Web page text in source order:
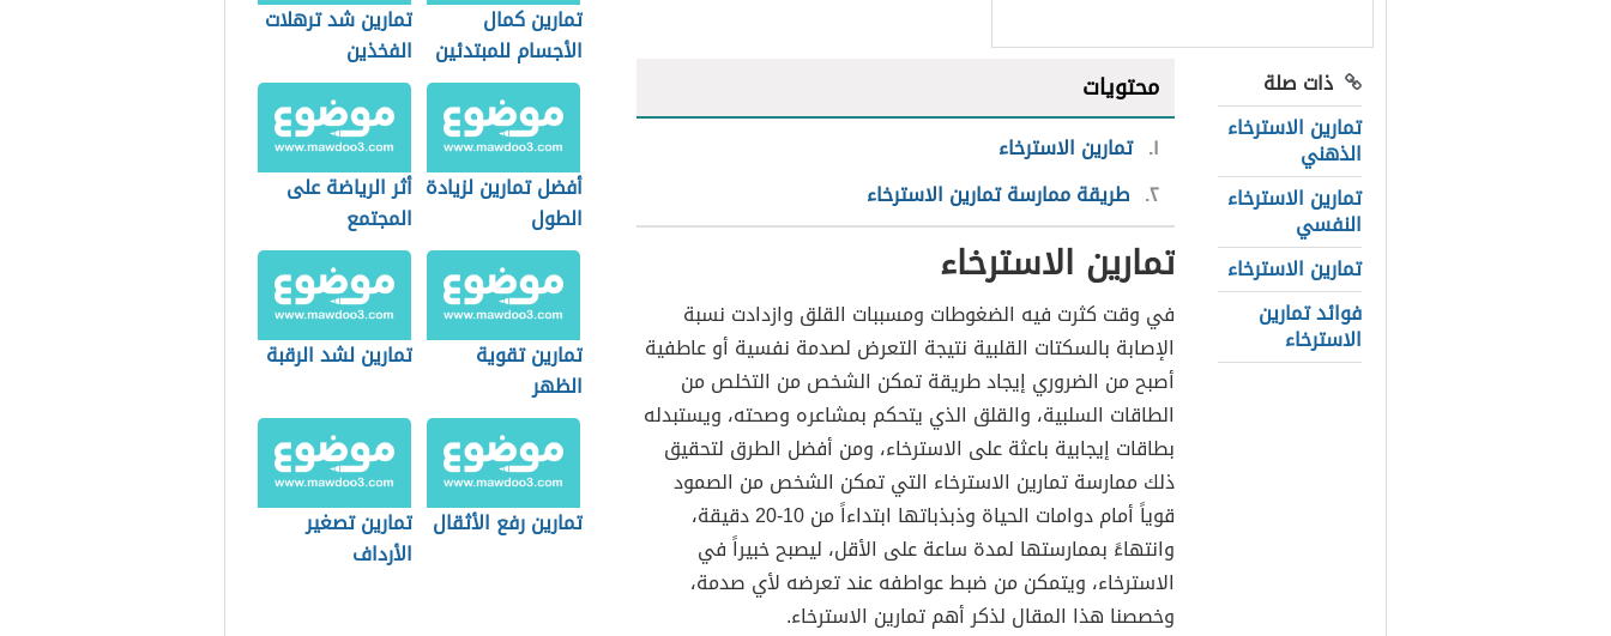
ذات صلة
تمارين الاسترخاء
الذهني
تمارين الاسترخاء
النفسي
تمارين الاسترخاء
فوائد تمارين
الاسترخاء
محتويات
١ تمارين الاسترخاء
٢ طريقة ممارسة تمارين الاسترخاء
تمارين الاسترخاء
في وقت كثرت فيه الضغوطات ومسببات القلق وازدادت نسبة
الإصابة بالسكتات القلبية نتيجة التعرض لصدمة نفسية أو عاطفية
أصبح من الضروري إيجاد طريقة تمكن الشخص من التخلص من
الطاقات السلبية، والقلق الذي يتحكم بمشاعره وصحته، ويستبدله
بطاقات إيجابية باعثة على الاسترخاء، ومن أفضل الطرق لتحقيق
ذلك ممارسة تمارين الاسترخاء التي تمكن الشخص من الصمود
قوياً أمام دوامات الحياة وذبذباتها ابتداءاً من 10-20 دقيقة،
وانتهاءً بممارستها لمدة ساعة على الأقل، ليصبح خبيراً في
الاسترخاء، ويتمكن من ضبط عواطفه عند تعرضه لأي صدمة،
وخصصنا هذا المقال لذكر أهم تمارين الاسترخاء.
تمارين كمال
الأجسام للمبتدئين
تمارين شد ترهلات
الفخذين
أفضل تمارين لزيادة
الطول
أثر الرياضة على
المجتمع
تمارين تقوية
الظهر
تمارين لشد الرقبة
تمارين رفع الأثقال تمارين تصغير
الأرداف